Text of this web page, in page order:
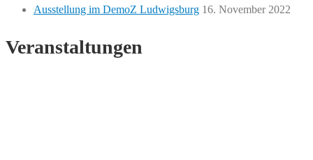
Ausstellung im DemoZ Ludwigsburg 16. November 2022
Veranstaltungen